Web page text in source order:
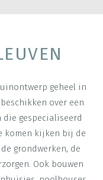
geheel in
over een
gespecialiseerd
komen kijken bij de
grondwerken, de
Ook bouwen